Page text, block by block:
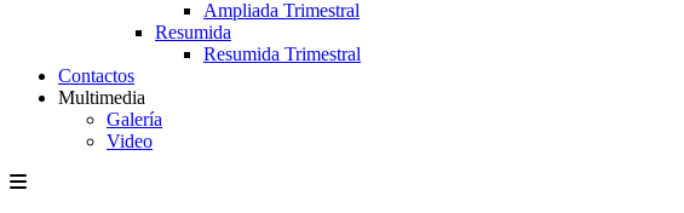
Ampliada Trimestral
Resumida
Resumida Trimestral
Contactos
Multimedia
Galería
Video